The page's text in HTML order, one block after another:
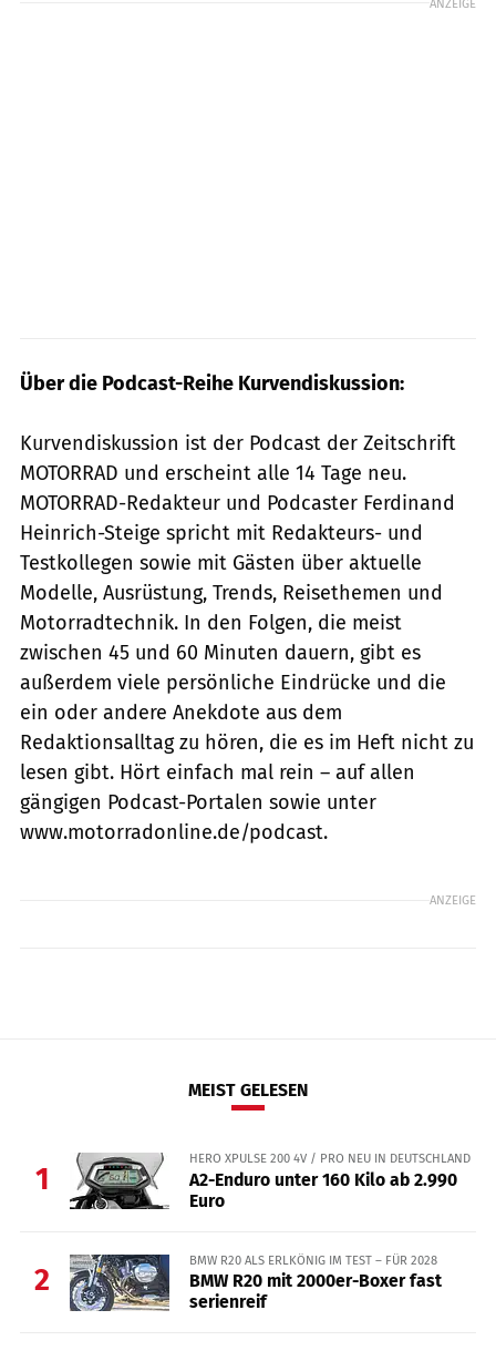
Über die Podcast-Reihe Kurvendiskussion:
Kurvendiskussion ist der Podcast der Zeitschrift
MOTORRAD und erscheint alle 14 Tage neu.
MOTORRAD-Redakteur und Podcaster Ferdinand
Heinrich-Steige spricht mit Redakteurs- und
Testkollegen sowie mit Gästen über aktuelle
Modelle, Ausrüstung, Trends, Reisethemen und
Motorradtechnik. In den Folgen, die meist
zwischen 45 und 60 Minuten dauern, gibt es
außerdem viele persönliche Eindrücke und die
ein oder andere Anekdote aus dem
Redaktionsalltag zu hören, die es im Heft nicht zu
lesen gibt. Hört einfach mal rein – auf allen
gängigen Podcast-Portalen sowie unter
www.motorradonline.de/podcast.
ANZEIGE
MEIST GELESEN
1
HERO XPULSE 200 4V / PRO NEU IN DEUTSCHLAND
A2-Enduro unter 160 Kilo ab 2.990
Euro
2
BMW R20 ALS ERLKÖNIG IM TEST – FÜR 2028
BMW R20 mit 2000er-Boxer fast
serienreif